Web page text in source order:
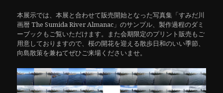
本展示では、本展と合わせて販売開始となった写真集「すみだ川
画暦 The Sumida River Almanac」のサンプル、製作過程のダミ
ーブックもご覧いただけます。また会期限定のプリント販売もご
用意しておりますので、桜の開花を迎える散歩日和のいい季節、
向島散策を兼ねてぜひご来場くださいませ。